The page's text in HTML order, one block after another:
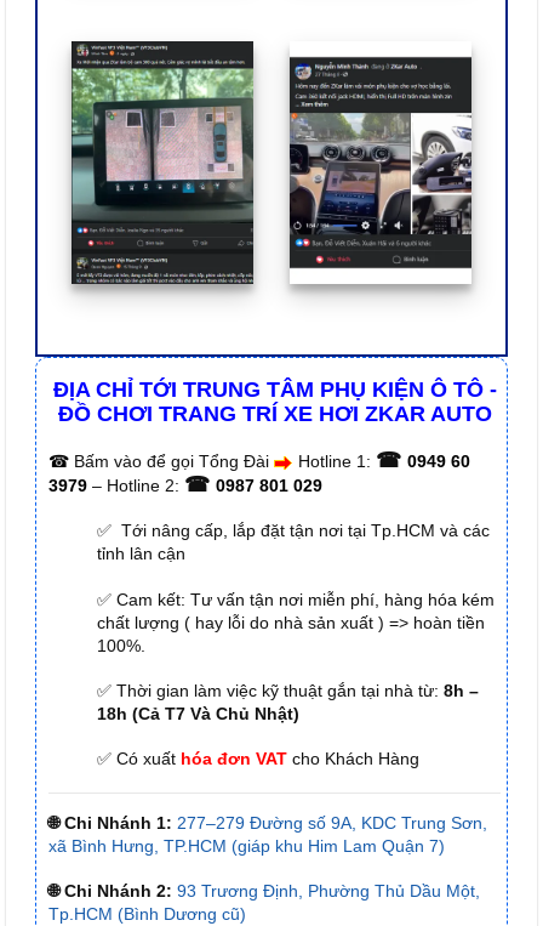
ĐỊA CHỈ TỚI TRUNG TÂM PHỤ KIỆN Ô TÔ -
ĐỒ CHƠI TRANG TRÍ XE HƠI ZKAR AUTO
☎ Bấm vào để gọi Tổng Đài Hotline 1: ☎ 0949 60
3979 – Hotline 2: ☎ 0987 801 029
✅ Tới nâng cấp, lắp đặt tận nơi tại Tp.HCM và các
tỉnh lân cận
✅ Cam kết: Tư vấn tận nơi miễn phí, hàng hóa kém
chất lượng ( hay lỗi do nhà sản xuất ) => hoàn tiền
100%.
✅ Thời gian làm việc kỹ thuật gắn tại nhà từ: 8h –
18h (Cả T7 Và Chủ Nhật)
✅ Có xuất hóa đơn VAT cho Khách Hàng
🌐 Chi Nhánh 1: 277–279 Đường số 9A, KDC Trung Sơn,
xã Bình Hưng, TP.HCM (giáp khu Him Lam Quận 7)
🌐 Chi Nhánh 2: 93 Trương Định, Phường Thủ Dầu Một,
Tp.HCM (Bình Dương cũ)